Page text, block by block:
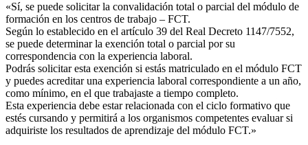
«Sí, se puede solicitar la convalidación total o parcial del módulo de
formación en los centros de trabajo – FCT.
Según lo establecido en el artículo 39 del Real Decreto 1147/7552,
se puede determinar la exención total o parcial por su
correspondencia con la experiencia laboral.
Podrás solicitar esta exención si estás matriculado en el módulo FCT
y puedes acreditar una experiencia laboral correspondiente a un año,
como mínimo, en el que trabajaste a tiempo completo.
Esta experiencia debe estar relacionada con el ciclo formativo que
estés cursando y permitirá a los organismos competentes evaluar si
adquiriste los resultados de aprendizaje del módulo FCT.»